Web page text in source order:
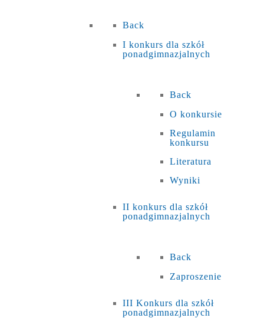
Back
I konkurs dla szkół
ponadgimnazjalnych
Back
O konkursie
Regulamin
konkursu
Literatura
Wyniki
II konkurs dla szkół
ponadgimnazjalnych
Back
Zaproszenie
III Konkurs dla szkół
ponadgimnazjalnych